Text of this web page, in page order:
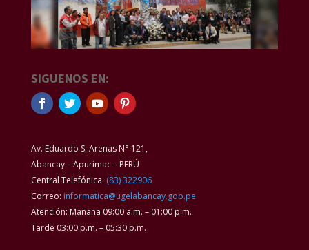
SIGUENOS EN:
Av. Eduardo S. Arenas N° 121,
Abancay – Apurimac – PERÚ
Central Telefónica: (83) 322906
Correo: informatica@ugelabancay.gob.pe
Atención: Mañana 09:00 a.m. – 01:00 p.m.
Tarde 03:00 p.m. – 05:30 p.m.